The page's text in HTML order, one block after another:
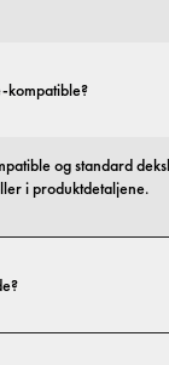
kompatible?
og standard
i produktdetaljene.